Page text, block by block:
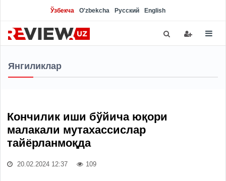
Ўзбекча O'zbekcha Русский English
Янгиликлар
Кончилик иши бўйича юқори
малакали мутахассислар
тайёрланмоқда
20.02.2024 12:37 109